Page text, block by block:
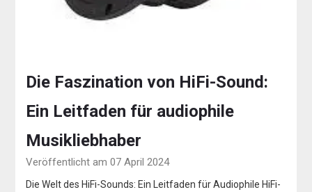
Die Faszination von HiFi-Sound:
Ein Leitfaden für audiophile
Musikliebhaber
Veröffentlicht am 07 April 2024
Die Welt des HiFi-Sounds: Ein Leitfaden für Audiophile HiFi-